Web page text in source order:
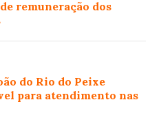
remuneração dos
do Rio do Peixe
para atendimento nas